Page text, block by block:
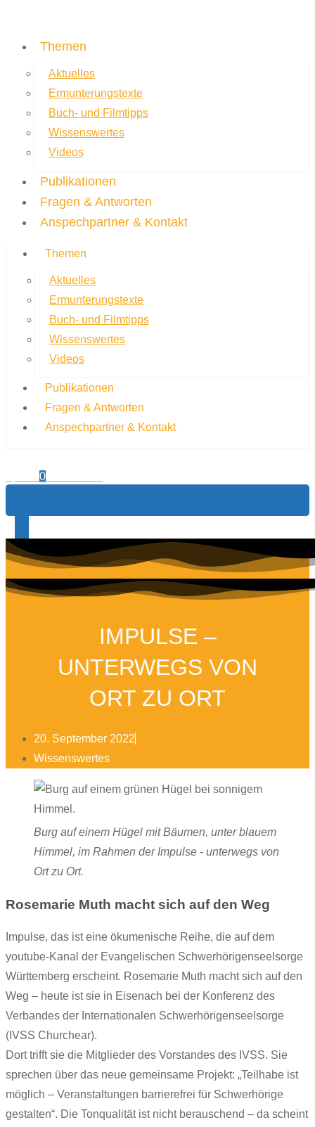
Themen
Aktuelles
Ermunterungstexte
Buch- und Filmtipps
Wissenswertes
Videos
Publikationen
Fragen & Antworten
Anspechpartner & Kontakt
Themen
Aktuelles
Ermunterungstexte
Buch- und Filmtipps
Wissenswertes
Videos
Publikationen
Fragen & Antworten
Anspechpartner & Kontakt
0
IMPULSE –
UNTERWEGS VON
ORT ZU ORT
20. September 2022
Wissenswertes
Burg auf einem Hügel mit Bäumen, unter blauem
Himmel, im Rahmen der Impulse - unterwegs von
Ort zu Ort.
Rosemarie Muth macht sich auf den Weg
Impulse, das ist eine ökumenische Reihe, die auf dem
youtube-Kanal der Evangelischen Schwerhörigenseelsorge
Württemberg erscheint. Rosemarie Muth macht sich auf den
Weg – heute ist sie in Eisenach bei der Konferenz des
Verbandes der Internationalen Schwerhörigenseelsorge
(IVSS Churchear).
Dort trifft sie die Mitglieder des Vorstandes des IVSS. Sie
sprechen über das neue gemeinsame Projekt: „Teilhabe ist
möglich – Veranstaltungen barrierefrei für Schwerhörige
gestalten“. Die Tonqualität ist nicht berauschend – da scheint